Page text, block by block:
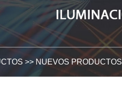
>> NUEVOS PRODUCTOS